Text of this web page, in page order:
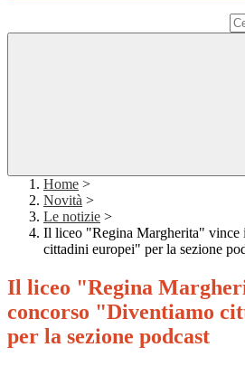
Home >
Novità >
Le notizie >
Il liceo "Regina Margherita"
cittadini europei" per la sezione
Il liceo "Regina
concorso "Diventiamo
per la sezione podcast